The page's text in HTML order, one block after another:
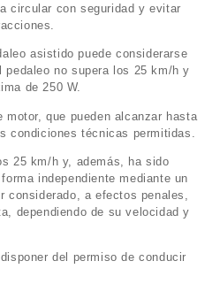
circular con seguridad y evitar
asistido puede considerarse
pedaleo no supera los 25 km/h y
de 250 W.
que pueden alcanzar hasta
condiciones técnicas permitidas.
25 km/h y, además, ha sido
independiente mediante un
considerado, a efectos penales,
dependiendo de su velocidad y
del permiso de conducir